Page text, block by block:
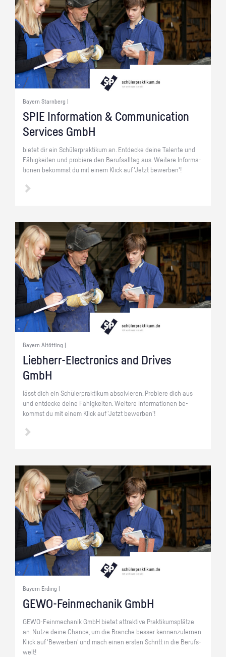
Bayern Starnberg |
SPIE In­for­ma­ti­on & Com­mu­ni­ca­ti­on
Ser­vices GmbH
bie­tet dir ein Schü­ler­prak­ti­kum an. Ent­de­cke deine Ta­len­te und
Fä­hig­kei­ten und pro­bie­re den Be­rufs­all­tag aus. Wei­te­re In­for­ma­
tio­nen be­kommst du mit einem Klick auf 'Jetzt be­wer­ben'!
Bayern Altötting |
Lieb­herr-Elec­tro­nics and Dri­ves
GmbH
lässt dich ein Schü­ler­prak­ti­kum ab­sol­vie­ren. Pro­bie­re dich aus
und ent­de­cke deine Fä­hig­kei­ten. Wei­te­re In­for­ma­tio­nen be­
kommst du mit einem Klick auf 'Jetzt be­wer­ben'!
Bayern Erding |
GE­WO-Fein­me­cha­nik GmbH
GE­WO-Fein­me­cha­nik GmbH bie­tet at­trak­ti­ve Prak­ti­kums­plät­ze
an. Nutze deine Chan­ce, um die Bran­che bes­ser ken­nen­zu­ler­nen.
Klick auf 'Be­wer­ben' und mach einen ers­ten Schritt in die Be­rufs­
welt!